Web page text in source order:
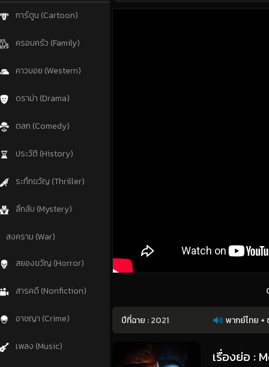
การ์ตูน (Cartoon)
ครอบครัว (Family)
คาวบอย (Western)
ดราม่า (Drama)
ตลก (Comedy)
ประวัติ (History)
ระทึกขวัญ (Thriller)
ลึกลับ (Mystery)
สงคราม (War)
สยองขวัญ (Horror)
สารคดี (Nonfiction)
อาชญา (Crime)
เพลง (Music)
ปีที่ฉาย :2021 พากย์ไทย +
เรื่องย่อ :